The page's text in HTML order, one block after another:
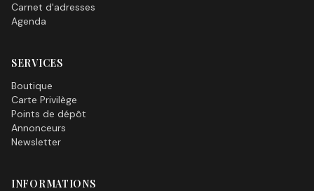
Carnet d'adresses
Agenda
SERVICES
Boutique
Carte Privilège
Points de dépôt
Annonceurs
Newsletter
INFORMATIONS